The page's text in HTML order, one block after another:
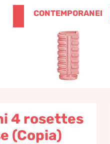
0,00€
0
CONTEMPORANEI
ricerca
4 rosettes
(Copia)